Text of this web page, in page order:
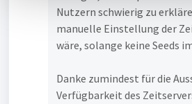
Nutzern schwierig zu
manuelle Einstellung der
wäre, solange keine Seeds
Danke zumindest für die
Verfügbarkeit des